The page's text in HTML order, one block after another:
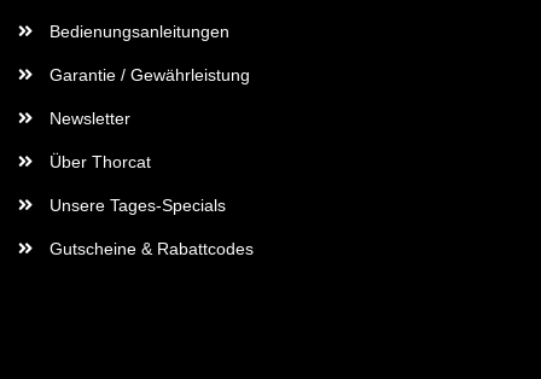
Bedienungsanleitungen
Garantie / Gewährleistung
Newsletter
Über Thorcat
Unsere Tages-Specials
Gutscheine & Rabattcodes